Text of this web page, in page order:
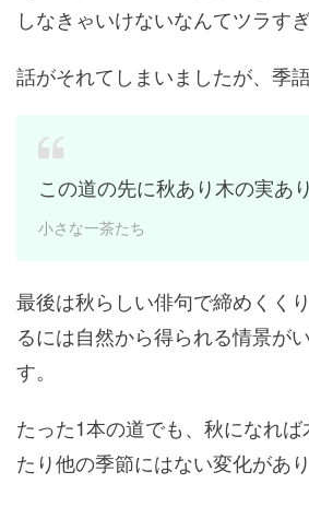
しなきゃいけないなんてツラす
話がそれてしまいましたが、季
この道の先に秋あり木の実あり
小さな一茶たち
最後は秋らしい俳句で締めくく
るには自然から得られる情景が
す。
たった1本の道でも、秋になれ
たり他の季節にはない変化があり